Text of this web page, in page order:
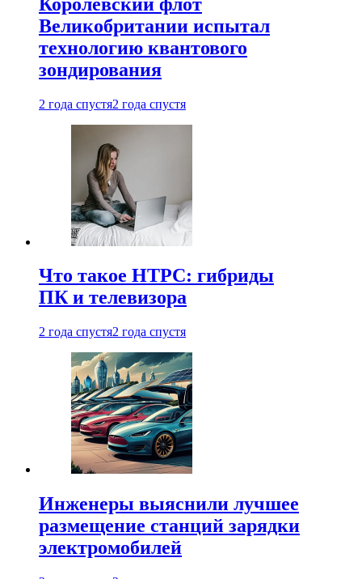
Великобритании испытал
технологию квантового
зондирования
2 года спустя2 года спустя
Что такое HTPC: гибриды
ПК и телевизора
2 года спустя2 года спустя
Инженеры выяснили лучшее
размещение станций зарядки
электромобилей